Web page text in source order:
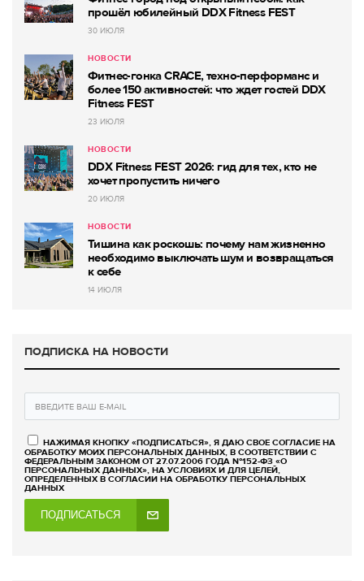
прошёл юбилейный DDX Fitness FEST
30 ИЮЛЯ
НОВОСТИ
Фитнес-гонка CRACE, техно-перформанс и
более 150 активностей: что ждет гостей DDX
Fitness FEST
23 ИЮЛЯ
НОВОСТИ
DDX Fitness FEST 2026: гид для тех, кто не
хочет пропустить ничего
20 ИЮЛЯ
НОВОСТИ
Тишина как роскошь: почему нам жизненно
необходимо выключать шум и возвращаться
к себе
14 ИЮЛЯ
ПОДПИСКА НА НОВОСТИ
НАЖИМАЯ КНОПКУ «ПОДПИСАТЬСЯ», Я ДАЮ СВОЕ СОГЛАСИЕ НА
ОБРАБОТКУ МОИХ ПЕРСОНАЛЬНЫХ ДАННЫХ, В СООТВЕТСТВИИ С
ФЕДЕРАЛЬНЫМ ЗАКОНОМ ОТ 27.07.2006 ГОДА №152-ФЗ «О
ПЕРСОНАЛЬНЫХ ДАННЫХ», НА УСЛОВИЯХ И ДЛЯ ЦЕЛЕЙ,
ОПРЕДЕЛЕННЫХ В СОГЛАСИИ НА ОБРАБОТКУ ПЕРСОНАЛЬНЫХ
ДАННЫХ
ПОДПИСАТЬСЯ